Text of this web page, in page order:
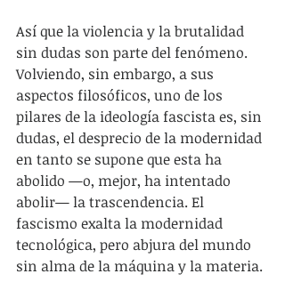
Así que la violencia y la brutalidad
sin dudas son parte del fenómeno.
Volviendo, sin embargo, a sus
aspectos filosóficos, uno de los
pilares de la ideología fascista es, sin
dudas, el desprecio de la modernidad
en tanto se supone que esta ha
abolido —o, mejor, ha intentado
abolir— la trascendencia. El
fascismo exalta la modernidad
tecnológica, pero abjura del mundo
sin alma de la máquina y la materia.